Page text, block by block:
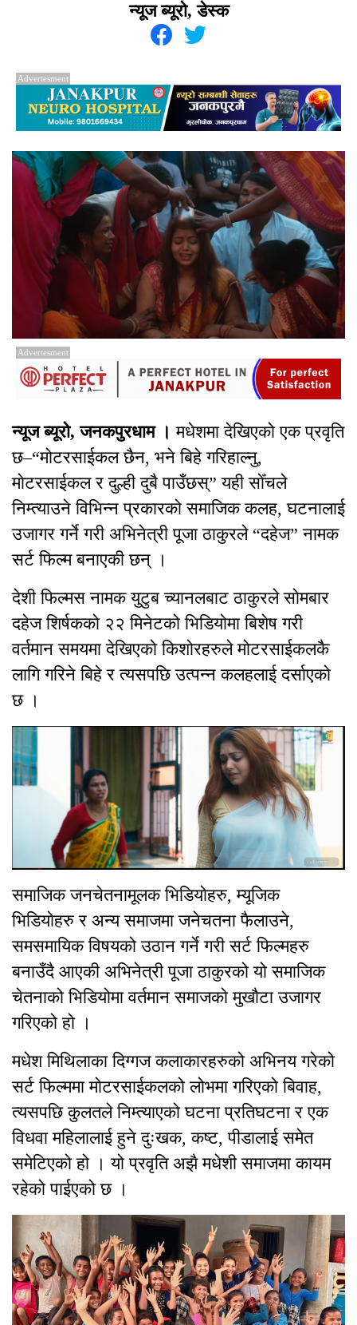
न्यूज ब्यूरो, डेस्क
Advertesment
Advertesment
न्यूज ब्यूरो, जनकपुरधाम । मधेशमा देखिएको एक प्रवृति
छ–“मोटरसाईकल छैन, भने बिहे गरिहाल्नु,
मोटरसाईकल र दुल्ही दुबै पाउँछस्” यही सोँचले
निम्त्याउने विभिन्न प्रकारको समाजिक कलह, घटनालाई
उजागर गर्ने गरी अभिनेत्री पूजा ठाकुरले “दहेज” नामक
सर्ट फिल्म बनाएकी छन् ।
देशी फिल्मस नामक युटुब च्यानलबाट ठाकुरले सोमबार
दहेज शिर्षकको २२ मिनेटको भिडियोमा बिशेष गरी
वर्तमान समयमा देखिएको किशोरहरुले मोटरसाईकलकै
लागि गरिने बिहे र त्यसपछि उत्पन्न कलहलाई दर्साएको
छ ।
समाजिक जनचेतनामूलक भिडियोहरु, म्यूजिक
भिडियोहरु र अन्य समाजमा जनेचतना फैलाउने,
समसमायिक विषयको उठान गर्ने गरी सर्ट फिल्महरु
बनाउँदै आएकी अभिनेत्री पूजा ठाकुरको यो समाजिक
चेतनाको भिडियोमा वर्तमान समाजको मुखौटा उजागर
गरिएको हो ।
मधेश मिथिलाका दिग्गज कलाकारहरुको अभिनय गरेको
सर्ट फिल्ममा मोटरसाईकलको लोभमा गरिएको बिवाह,
त्यसपछि कुलतले निम्त्याएको घटना प्रतिघटना र एक
विधवा महिलालाई हुने दुःखक, कष्ट, पीडालाई समेत
समेटिएको हो । यो प्रवृति अझै मधेशी समाजमा कायम
रहेको पाईएको छ ।